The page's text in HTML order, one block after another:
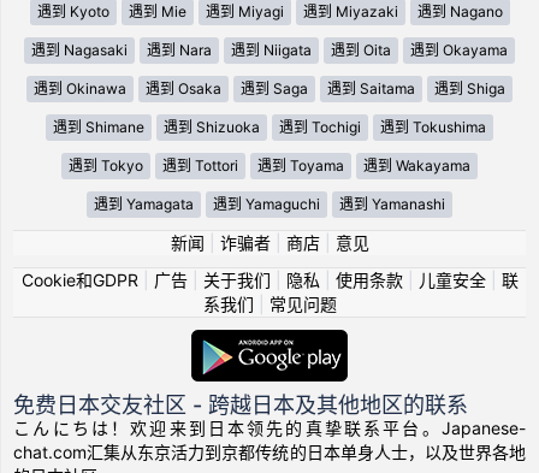
遇到 Kyoto 遇到 Mie 遇到 Miyagi 遇到 Miyazaki 遇到 Nagano
遇到 Nagasaki 遇到 Nara 遇到 Niigata 遇到 Oita 遇到 Okayama
遇到 Okinawa 遇到 Osaka 遇到 Saga 遇到 Saitama 遇到 Shiga
遇到 Shimane 遇到 Shizuoka 遇到 Tochigi 遇到 Tokushima
遇到 Tokyo 遇到 Tottori 遇到 Toyama 遇到 Wakayama
遇到 Yamagata 遇到 Yamaguchi 遇到 Yamanashi
新闻 诈骗者| 商店| 意见
Cookie和GDPR
广告| 关于我们 隐私 使用条款| 儿童安全| 联
系我们
常见问题
免费日本交友社区 - 跨越日本及其他地区的联系
こんにちは！欢迎来到日本领先的真挚联系平台。Japanese-
chat.com汇集从东京活力到京都传统的日本单身人士，以及世界各地